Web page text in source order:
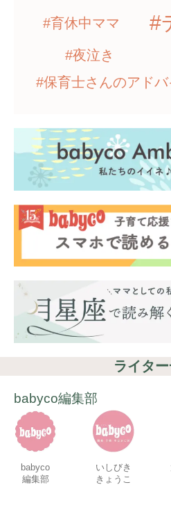
#育休中ママ #
#夜泣き
#保育士さんのアドバ
ライタ
babyco編集部
babyco
編集部
いしびき
きょうこ